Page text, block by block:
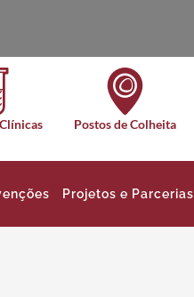
Postos de Colheita
Projetos e Parcerias